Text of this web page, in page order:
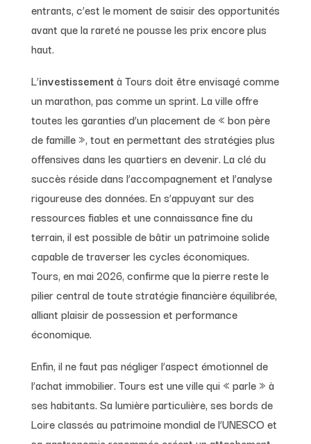
entrants, c’est le moment de saisir des opportunités
avant que la rareté ne pousse les prix encore plus
haut.
L’investissementà Tours doit être envisagé comme
un marathon, pas comme un sprint. La ville offre
toutes les garanties d’un placement de « bon père
de famille », tout en permettant des stratégies plus
offensives dans les quartiers en devenir. La clé du
succès réside dans l’accompagnement et l’analyse
rigoureuse des données. En s’appuyant sur des
ressources fiables et une connaissance fine du
terrain, il est possible de bâtir un patrimoine solide
capable de traverser les cycles économiques.
Tours, en mai 2026, confirme que la pierre reste le
pilier central de toute stratégie financière équilibrée,
alliant plaisir de possession et performance
économique.
Enfin, il ne faut pas négliger l’aspect émotionnel de
l’achat immobilier. Tours est une ville qui « parle » à
ses habitants. Sa lumière particulière, ses bords de
Loire classés au patrimoine mondial de l’UNESCO et